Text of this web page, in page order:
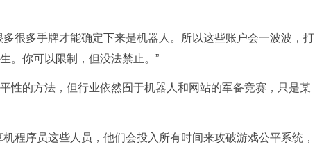
很多手牌才能确定下来是机器人。所以这些账户会一波波，打
。你可以限制，但没法禁止。”
性的方法，但行业依然囿于机器人和网站的军备竞赛，只是某
程序员这些人员，他们会投入所有时间来攻破游戏公平系统，